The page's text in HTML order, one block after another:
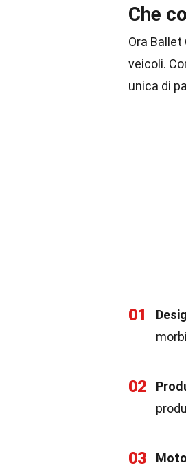
Che
Ora
veicoli.
unica di
01
02
03